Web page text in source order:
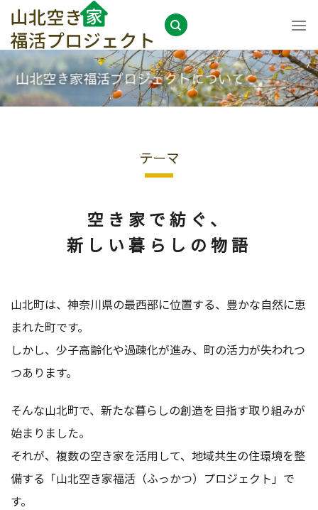
Skip
content
山北空き家福活プロジェクトについて
テーマ
空き家で紡ぐ、
新しい暮らしの物語
山北町は、神奈川県の最西部に位置する、豊かな自然に恵
まれた町です。
しかし、少子高齢化や過疎化が進み、町の活力が失われつ
つあります。
そんな山北町で、新たな暮らしの創造を目指す取り組みが
始まりました。
それが、複数の空き家を活用して、地域共生の住環境を整
備する 「山北空き家福活（ふっかつ）プロジェクト」で
す。